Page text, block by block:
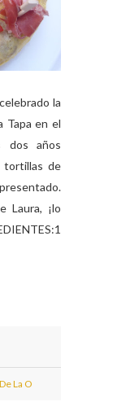
la
Tapa en el
dos años
tortillas de
Laura, ¡lo
La O